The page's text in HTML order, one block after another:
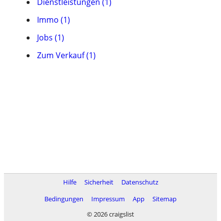
Immo (1)
Jobs (1)
Zum Verkauf (1)
Hilfe Sicherheit
Datenschutz
Bedingungen
Impressum App
Sitemap
© 2026 craigslist